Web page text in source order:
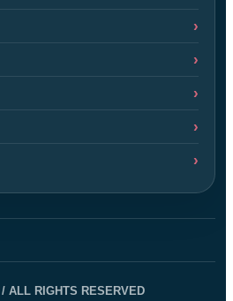
ALL RIGHTS RESERVED